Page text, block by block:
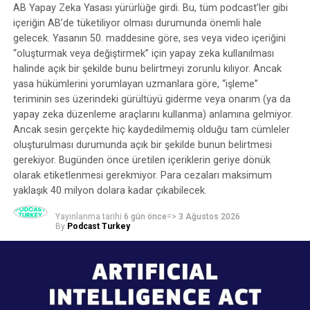
görüşmeler yapıldı.
Araştırmaya 19 bağımsız podcast yayıncısı, 17 podcast
endüstrisi çalışanı, 12 ağ bünyesinde yayın yapan
podcast yayıncısı, 13 podcast üreten kurum temsilcisi ve
13 podcast girişimcisi katıldı. Bazı katılımcıların
ekosistem içerisinde birden fazla rol üstlenmesi
nedeniyle araştırma toplam 67 tekil katılımcının
deneyimlerine dayanırken, analizlerde 74 aktör temsili
değerlendirildi.
Araştırmada örneklem oluşturulurken yalnızca farklı
podcast aktörlerine ulaşılması değil, bu aktörlerin kendi
içindeki çeşitliliğin de temsil edilmesi gözetildi. Kurumsal
podcast tarafında bankacılık ve finans, sigorta, dijital
e-ticaret, patent ve dijital danışmanlık gibi farklı
sektörlerde faaliyet gösteren kurumların temsilcileriyle
görüşüldü. Podcast ağları ve girişimler tarafında ise
Spotify’ın kendi programlarında yer alan “İleri Atla”
özelliği, bir yandan Spotify’ın reklam sattığı, diğer
yandan da kendi ücretli kullanıcılarına bu reklamları
duymama olanağı sağlayan bir “atla” özelliği pazarladığı
anlamına geliyor. Bir podcast reklam şirketi bize bunun
dolandırıcılık olarak değerlendirilebileceğini söyledi:
reklamlar ücretlendirilmiş ve ses dosyasına eklenmiş,
ancak dinleyici aktif olarak bunları dinlememeye teşvik
edilmiş.
Bu özelliğin Spotify’ın rakiplerinin reklamlarıyla birlikte
görünmesi de aynı derecede sorunlu, çünkü Spotify,
rakiplerine ait podcast’lerdeki reklamların etkinliğini
engelleyebilir.
İşte “İleri Atla” aracının kullanımına dair birkaç kısa
video. “İleri Atla” düğmesinin girişlerde veya reklam
AB Yapay Zeka Yasası yürürlüğe girdi. Bu, tüm podcast’ler gibi
içeriğin AB’de tüketiliyor olması durumunda önemli hale
gelecek. Yasanın 50. maddesine göre, ses veya video içeriğini
“oluşturmak veya değiştirmek” için yapay zeka kullanılması
halinde açık bir şekilde bunu belirtmeyi zorunlu kılıyor. Ancak
yasa hükümlerini yorumlayan uzmanlara göre, “işleme”
teriminin ses üzerindeki gürültüyü giderme veya onarım (ya da
yapay zeka düzenleme araçlarını kullanma) anlamına gelmiyor.
Ancak sesin gerçekte hiç kaydedilmemiş olduğu tam cümleler
oluşturulması durumunda açık bir şekilde bunun belirtmesi
gerekiyor. Bugünden önce üretilen içeriklerin geriye dönük
olarak etiketlenmesi gerekmiyor. Para cezaları maksimum
yaklaşık 40 milyon dolara kadar çıkabilecek.
Yayınlanma tarihi 6 gün önce=> 3 Ağustos 2026
By Podcast Turkey